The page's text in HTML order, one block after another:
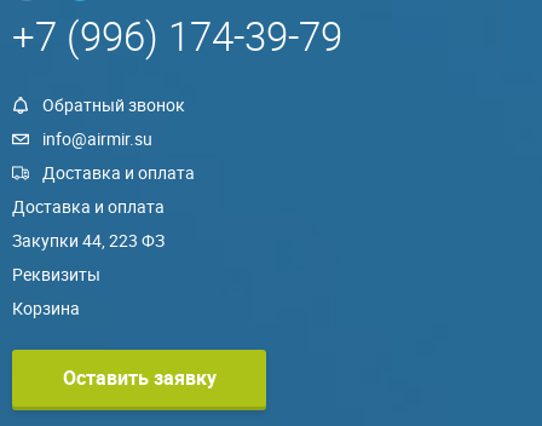
+7 (996) 174-39-79
Обратный звонок
info@airmir.su
Доставка и оплата
Доставка и оплата
Закупки 44, 223 ФЗ
Реквизиты
Корзина
Оставить заявку